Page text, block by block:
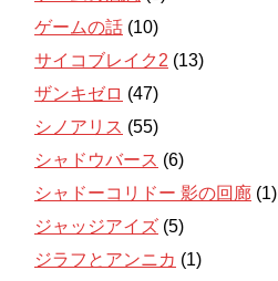
ゲームの話 (10)
サイコブレイク2 (13)
ザンキゼロ (47)
シノアリス (55)
シャドウバース (6)
シャドーコリドー 影の回廊 (1)
ジャッジアイズ (5)
ジラフとアンニカ (1)